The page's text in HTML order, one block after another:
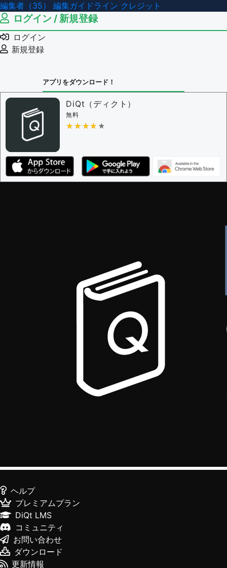
編集者（35） 編集ガイドライン クレジット
ログイン / 新規登録
ログイン
新規登録
アプリをダウンロード！
DiQt（ディクト）
無料
★★★★★
★★★★★
ヘルプ
プレミアムプラン
DiQt LMS
コミュニティ
お問い合わせ
ダウンロード
更新情報